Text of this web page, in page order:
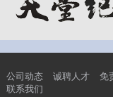
公司动态 诚聘人才 免
联系我们